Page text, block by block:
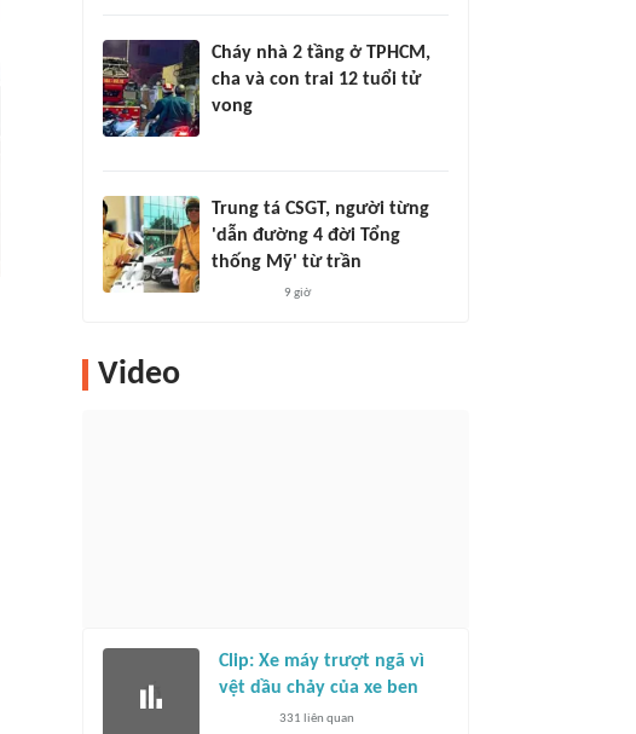
Cháy nhà 2 tầng ở TPHCM,
cha và con trai 12 tuổi tử
vong
Trung tá CSGT, người từng
'dẫn đường 4 đời Tổng
thống Mỹ' từ trần
9 giờ
Video
Clip: Xe máy trượt ngã vì
vệt dầu chảy của xe ben
331 liên quan